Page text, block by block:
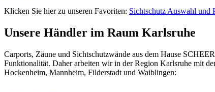
Klicken Sie hier zu unseren Favoriten: Sichtschutz Auswahl und
Unsere Händler im Raum Karlsruhe
Carports, Zäune und Sichtschutzwände aus dem Hause
Funktionalität. Daher arbeiten wir in der Region Karlsruhe mit
Hockenheim, Mannheim, Filderstadt und Waiblingen: